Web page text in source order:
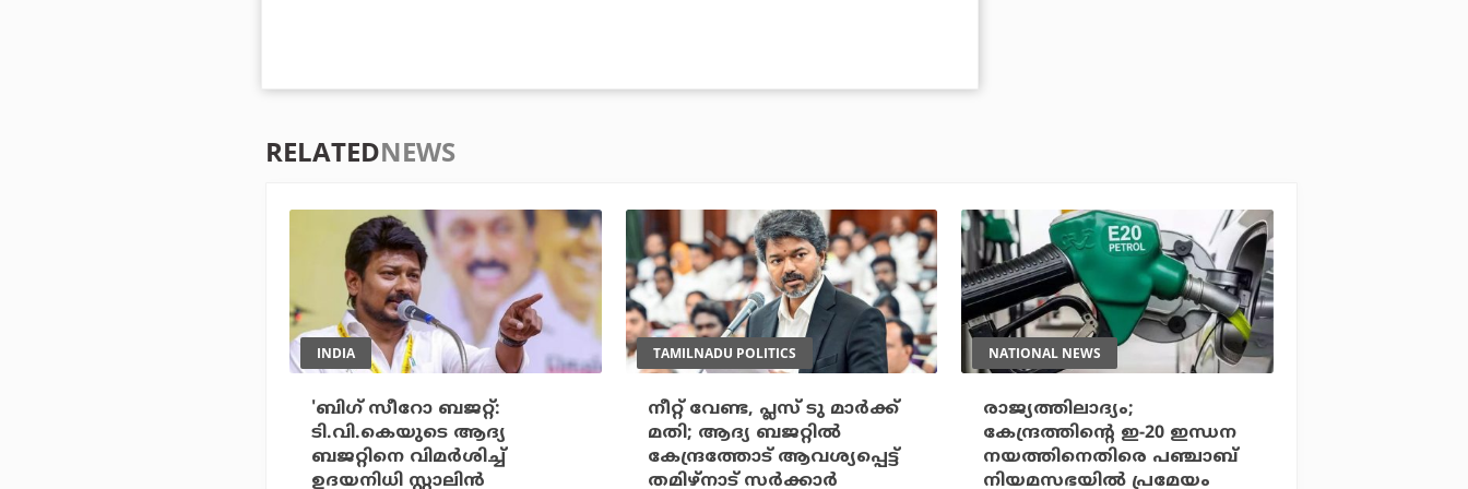
RELATEDNEWS
INDIA
'ബിഗ് സീറോ ബജറ്റ്:
ടി.വി.കെയുടെ ആദ്യ
ബജറ്റിനെ വിമര്‍ശിച്ച്
ഉദയനിധി സ്റ്റാലിന്‍
TAMILNADU POLITICS
നീറ്റ് വേണ്ട, പ്ലസ് ടു മാര്‍ക്ക്
മതി; ആദ്യ ബജറ്റില്‍
കേന്ദ്രത്തോട് ആവശ്യപ്പെട്ട്
തമിഴ്‌നാട് സര്‍ക്കാര്‍
NATIONAL NEWS
രാജ്യത്തിലാദ്യം;
കേന്ദ്രത്തിന്റെ ഇ-20 ഇന്ധന
നയത്തിനെതിരെ പഞ്ചാബ്
നിയമസഭയില്‍ പ്രമേയം